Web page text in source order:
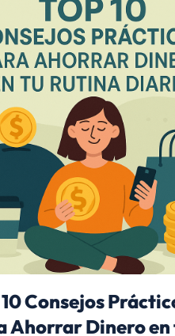
Consejos
Ahorrar Dinero en